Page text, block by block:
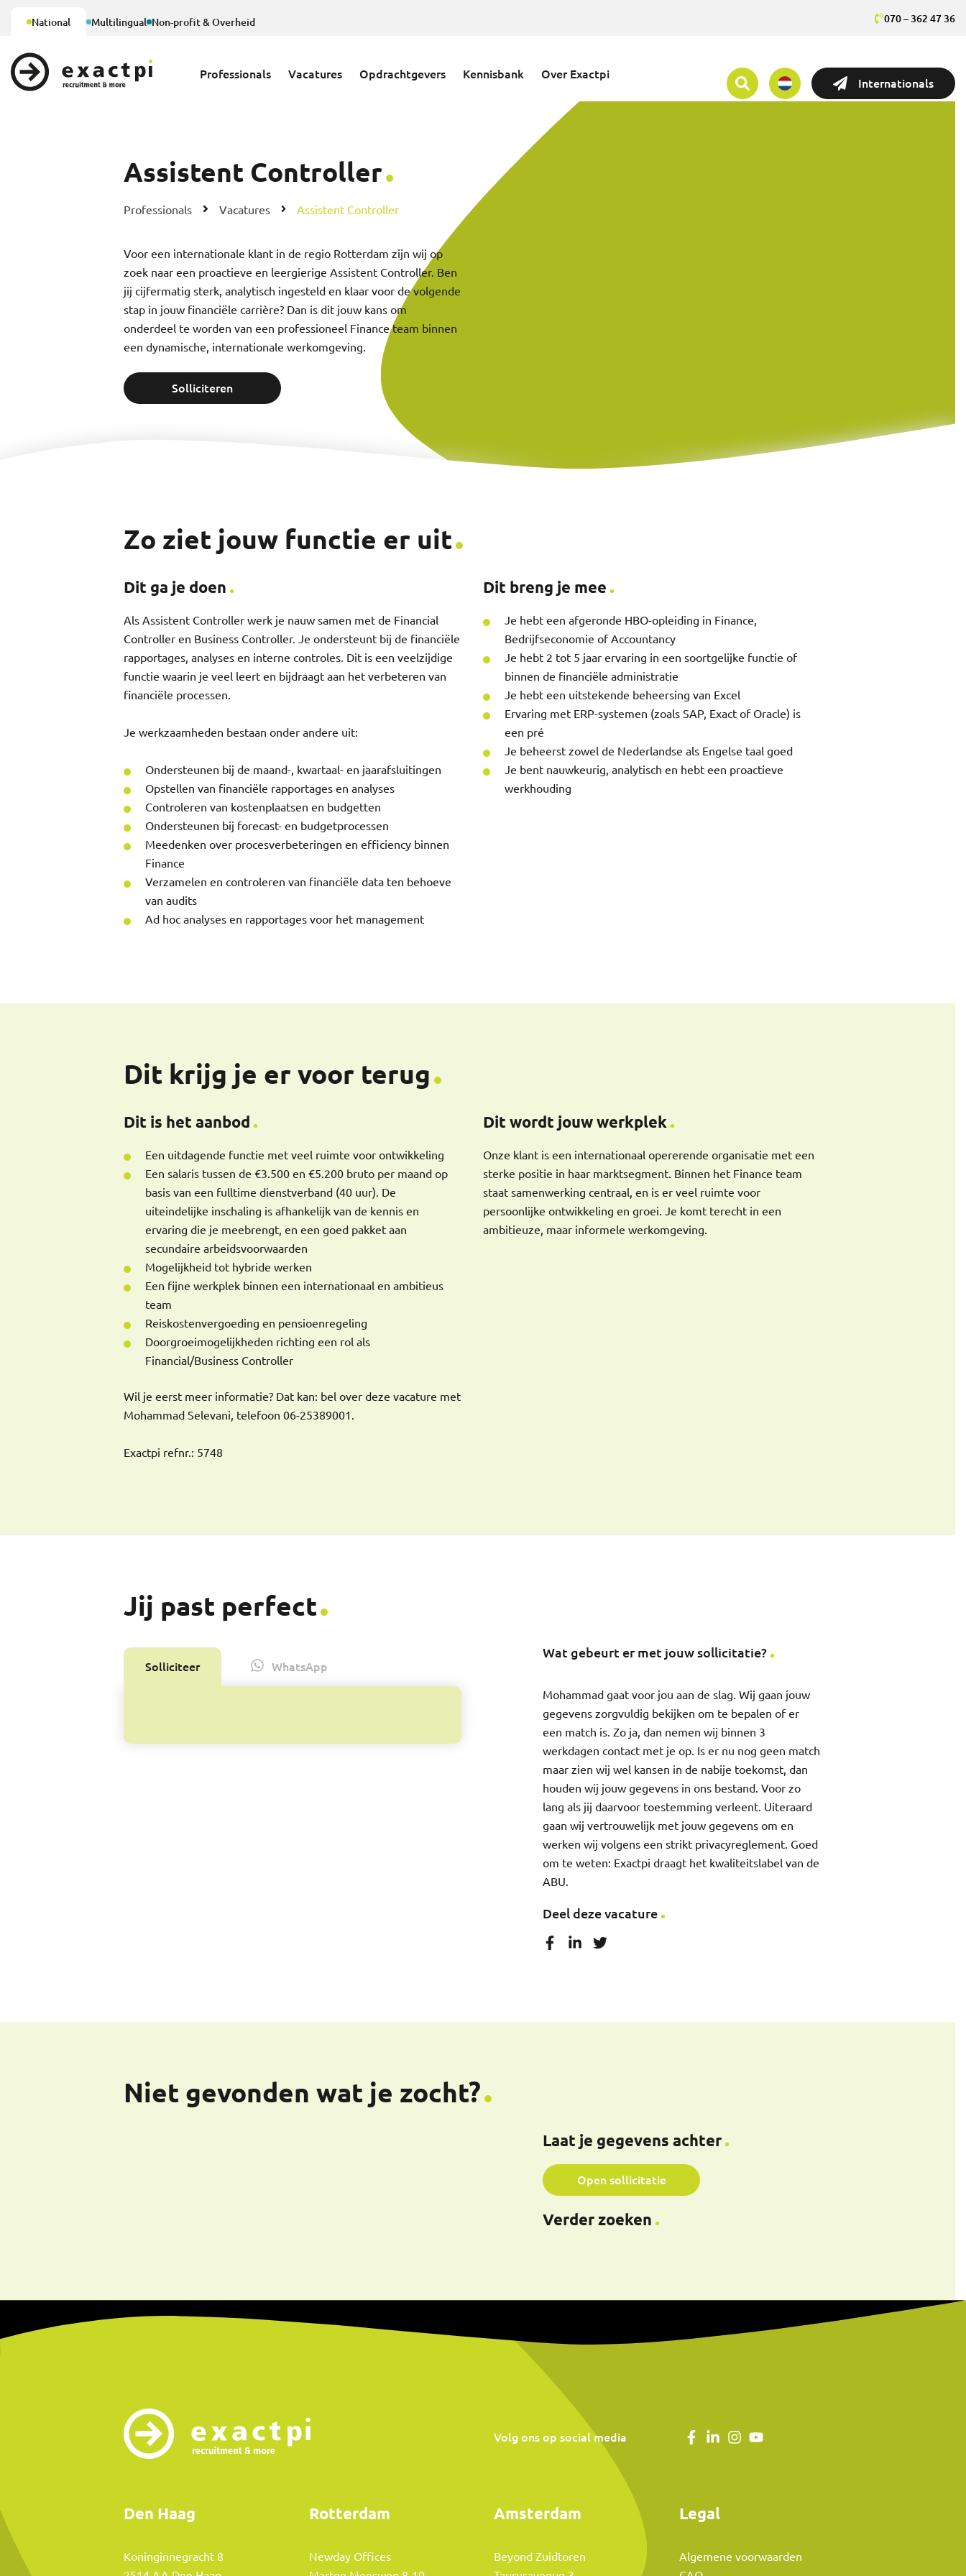
National Multilingual Non-profit & Overheid 070 – 362 47 36
Professionals Vacatures Opdrachtgevers Kennisbank Over Exactpi
Internationals
Assistent Controller
Professionals Vacatures Assistent Controller
Voor een internationale klant in de regio Rotterdam zijn wij op
zoek naar een proactieve en leergierige Assistent Controller. Ben
jij cijfermatig sterk, analytisch ingesteld en klaar voor de volgende
stap in jouw financiële carrière? Dan is dit jouw kans om
onderdeel te worden van een professioneel Finance team binnen
een dynamische, internationale werkomgeving.
Solliciteren
Zo ziet jouw functie er uit
Dit ga je doen
Als Assistent Controller werk je nauw samen met de Financial
Controller en Business Controller. Je ondersteunt bij de financiële
rapportages, analyses en interne controles. Dit is een veelzijdige
functie waarin je veel leert en bijdraagt aan het verbeteren van
financiële processen.
Je werkzaamheden bestaan onder andere uit:
Ondersteunen bij de maand-, kwartaal- en jaarafsluitingen
Opstellen van financiële rapportages en analyses
Controleren van kostenplaatsen en budgetten
Ondersteunen bij forecast- en budgetprocessen
Meedenken over procesverbeteringen en efficiency binnen
Finance
Verzamelen en controleren van financiële data ten behoeve
van audits
Ad hoc analyses en rapportages voor het management
Dit breng je mee
Je hebt een afgeronde HBO-opleiding in Finance,
Bedrijfseconomie of Accountancy
Je hebt 2 tot 5 jaar ervaring in een soortgelijke functie of
binnen de financiële administratie
Je hebt een uitstekende beheersing van Excel
Ervaring met ERP-systemen (zoals SAP, Exact of Oracle) is
een pré
Je beheerst zowel de Nederlandse als Engelse taal goed
Je bent nauwkeurig, analytisch en hebt een proactieve
werkhouding
Dit krijg je er voor terug
Dit is het aanbod
Een uitdagende functie met veel ruimte voor ontwikkeling
Een salaris tussen de €3.500 en €5.200 bruto per maand op
basis van een fulltime dienstverband (40 uur). De
uiteindelijke inschaling is afhankelijk van de kennis en
ervaring die je meebrengt, en een goed pakket aan
secundaire arbeidsvoorwaarden
Mogelijkheid tot hybride werken
Een fijne werkplek binnen een internationaal en ambitieus
team
Reiskostenvergoeding en pensioenregeling
Doorgroeimogelijkheden richting een rol als
Financial/Business Controller
Wil je eerst meer informatie? Dat kan: bel over deze vacature met
Mohammad Selevani, telefoon 06-25389001.
Exactpi refnr.: 5748
Dit wordt jouw werkplek
Onze klant is een internationaal opererende organisatie met een
sterke positie in haar marktsegment. Binnen het Finance team
staat samenwerking centraal, en is er veel ruimte voor
persoonlijke ontwikkeling en groei. Je komt terecht in een
ambitieuze, maar informele werkomgeving.
Jij past perfect
Solliciteer WhatsApp
Wat gebeurt er met jouw sollicitatie?
Mohammad gaat voor jou aan de slag. Wij gaan jouw
gegevens zorgvuldig bekijken om te bepalen of er
een match is. Zo ja, dan nemen wij binnen 3
werkdagen contact met je op. Is er nu nog geen match
maar zien wij wel kansen in de nabije toekomst, dan
houden wij jouw gegevens in ons bestand. Voor zo
lang als jij daarvoor toestemming verleent. Uiteraard
gaan wij vertrouwelijk met jouw gegevens om en
werken wij volgens een strikt privacyreglement. Goed
om te weten: Exactpi draagt het kwaliteitslabel van de
ABU.
Deel deze vacature
Niet gevonden wat je zocht?
Laat je gegevens achter
Open sollicitatie
Verder zoeken
Volg ons op social media
Den Haag
Koninginnegracht 8
Rotterdam
Newday Offices
Amsterdam
Beyond Zuidtoren
Legal
Algemene voorwaarden